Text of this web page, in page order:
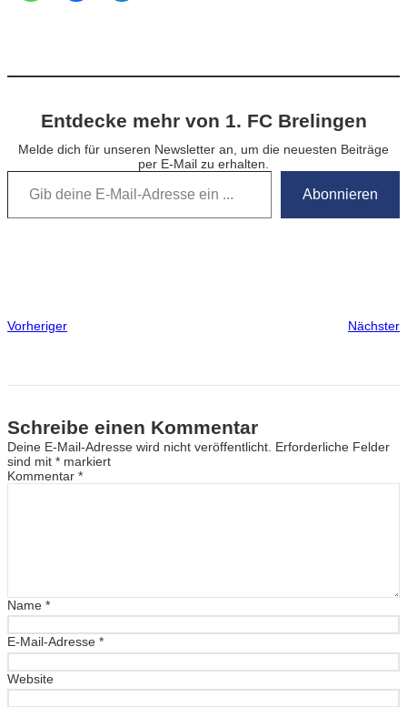
Entdecke mehr von 1. FC Brelingen
Melde dich für unseren Newsletter an, um die neuesten Beiträge
per E-Mail zu erhalten.
Gib deine E-Mail-Adresse ein …
Abonnieren
Vorheriger Nächster
Schreibe einen Kommentar
Deine E-Mail-Adresse wird nicht veröffentlicht. Erforderliche Felder
sind mit * markiert
Kommentar *
Name *
E-Mail-Adresse *
Website